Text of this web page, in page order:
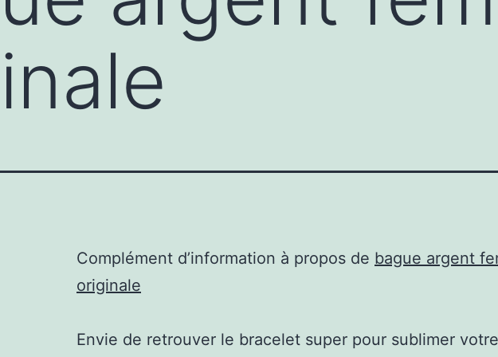
Complément d’information à propos de bague argent
originale
Envie de retrouver le bracelet super pour sublimer votre